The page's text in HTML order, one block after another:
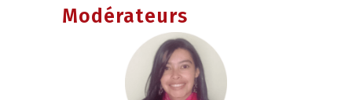
Modérateurs